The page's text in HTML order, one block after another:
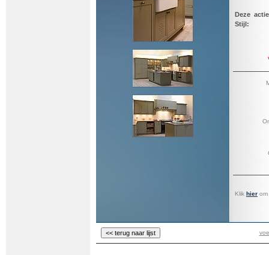
Deze
Stijl:
Klik hier